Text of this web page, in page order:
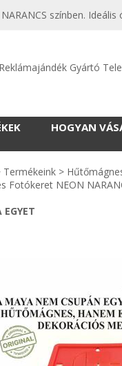
színben.
Gyártó
HOGYAN
Termékeink >
Fotókeret NEON
EGYET